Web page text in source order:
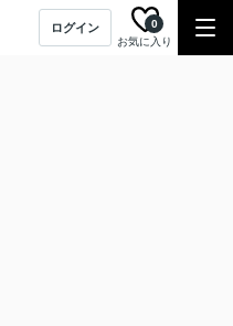
ログイン
お気に入り
0